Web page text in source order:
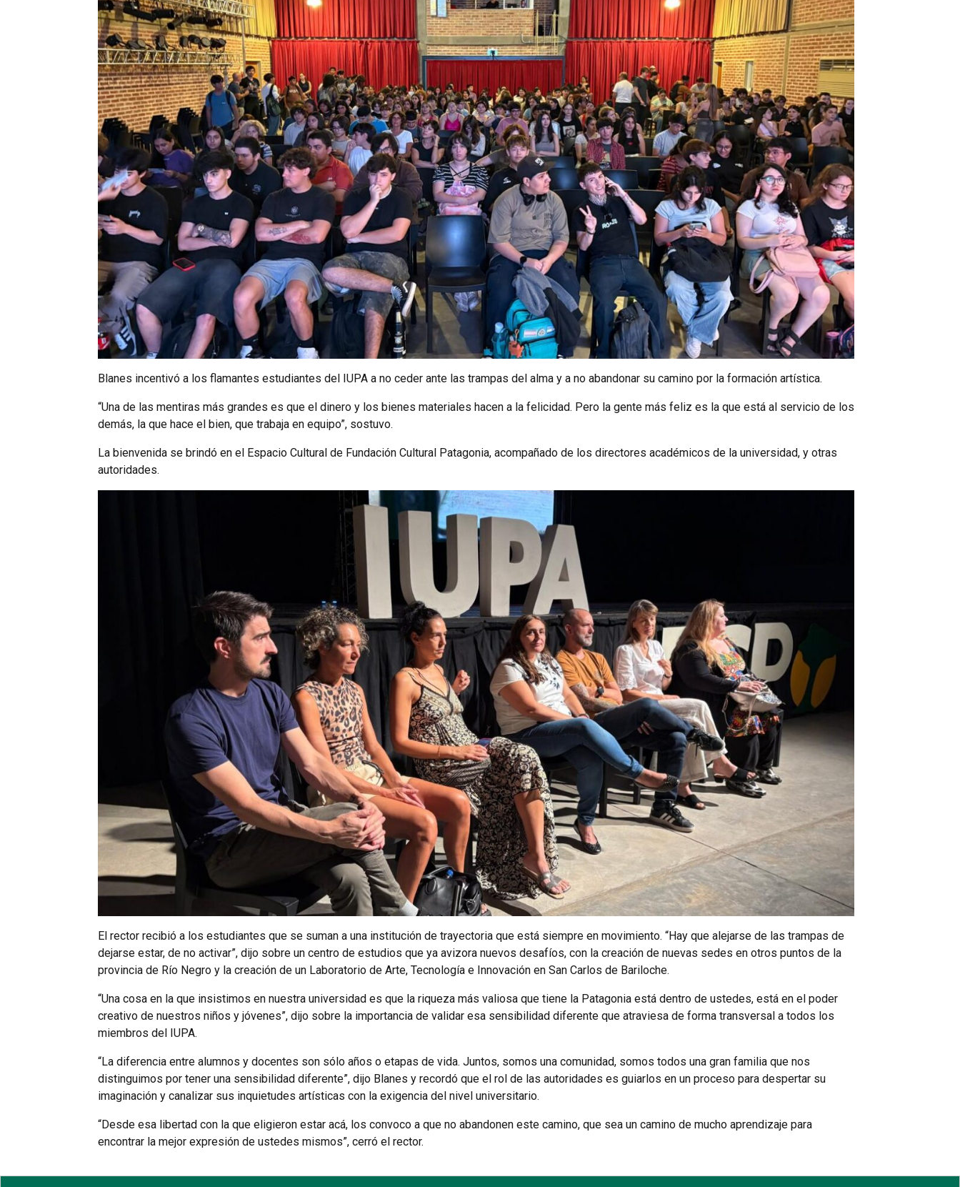
Blanes incentivó a los flamantes estudiantes del IUPA a no ceder ante las trampas del alma y a no abandonar su camino por la formación artística.
“Una de las mentiras más grandes es que el dinero y los bienes materiales hacen a la felicidad. Pero la gente más feliz es la que está al servicio de los
demás, la que hace el bien, que trabaja en equipo”, sostuvo.
La bienvenida se brindó en el Espacio Cultural de Fundación Cultural Patagonia, acompañado de los directores académicos de la universidad, y otras
autoridades.
El rector recibió a los estudiantes que se suman a una institución de trayectoria que está siempre en movimiento. “Hay que alejarse de las trampas de
dejarse estar, de no activar”, dijo sobre un centro de estudios que ya avizora nuevos desafíos, con la creación de nuevas sedes en otros puntos de la
provincia de Río Negro y la creación de un Laboratorio de Arte, Tecnología e Innovación en San Carlos de Bariloche.
“Una cosa en la que insistimos en nuestra universidad es que la riqueza más valiosa que tiene la Patagonia está dentro de ustedes, está en el poder
creativo de nuestros niños y jóvenes”, dijo sobre la importancia de validar esa sensibilidad diferente que atraviesa de forma transversal a todos los
miembros del IUPA.
“La diferencia entre alumnos y docentes son sólo años o etapas de vida. Juntos, somos una comunidad, somos todos una gran familia que nos
distinguimos por tener una sensibilidad diferente”, dijo Blanes y recordó que el rol de las autoridades es guiarlos en un proceso para despertar su
imaginación y canalizar sus inquietudes artísticas con la exigencia del nivel universitario.
“Desde esa libertad con la que eligieron estar acá, los convoco a que no abandonen este camino, que sea un camino de mucho aprendizaje para
encontrar la mejor expresión de ustedes mismos”, cerró el rector.